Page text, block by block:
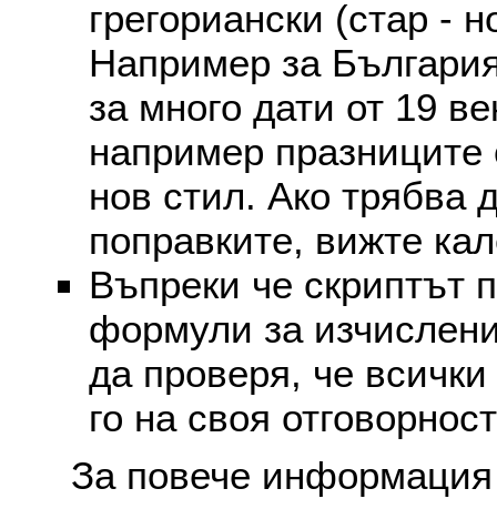
грегориански (стар -
Например за
за много дати от 19
например празниците
нов стил. Ако трябва
поправките, вижте
Въпреки че скриптът
формули за
да проверя, че
го на своя
За повече информация